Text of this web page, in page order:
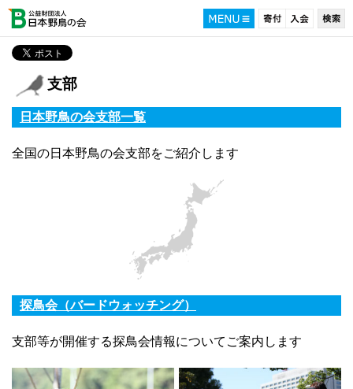
支部
日本野鳥の会支部一覧
全国の日本野鳥の会支部をご紹介します
探鳥会（バードウォッチング）
支部等が開催する探鳥会情報についてご案内します